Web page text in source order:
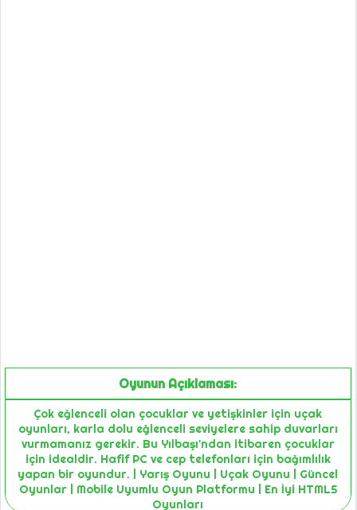
Oyunun Açıklaması:
Çok eğlenceli olan çocuklar ve yetişkinler için uçak
oyunları, karla dolu eğlenceli seviyelere sahip duvarları
vurmamanız gerekir. Bu Yılbaşı'ndan itibaren çocuklar
için idealdir. Hafif PC ve cep telefonları için bağımlılık
yapan bir oyundur. | Yarış Oyunu | Uçak Oyunu | Güncel
Oyunlar | Mobile Uyumlu Oyun Platformu | En İyi HTML5
Oyunları